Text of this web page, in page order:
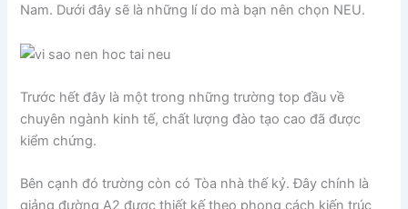
Nam. Dưới đây sẽ là những lí do mà bạn nên chọn NEU.
Trước hết đây là một trong những trường top đầu về
chuyên ngành kinh tế, chất lượng đào tạo cao đã được
kiểm chứng.
Bên cạnh đó trường còn có Tòa nhà thế kỷ. Đây chính là
giảng đường A2 được thiết kế theo phong cách kiến trúc